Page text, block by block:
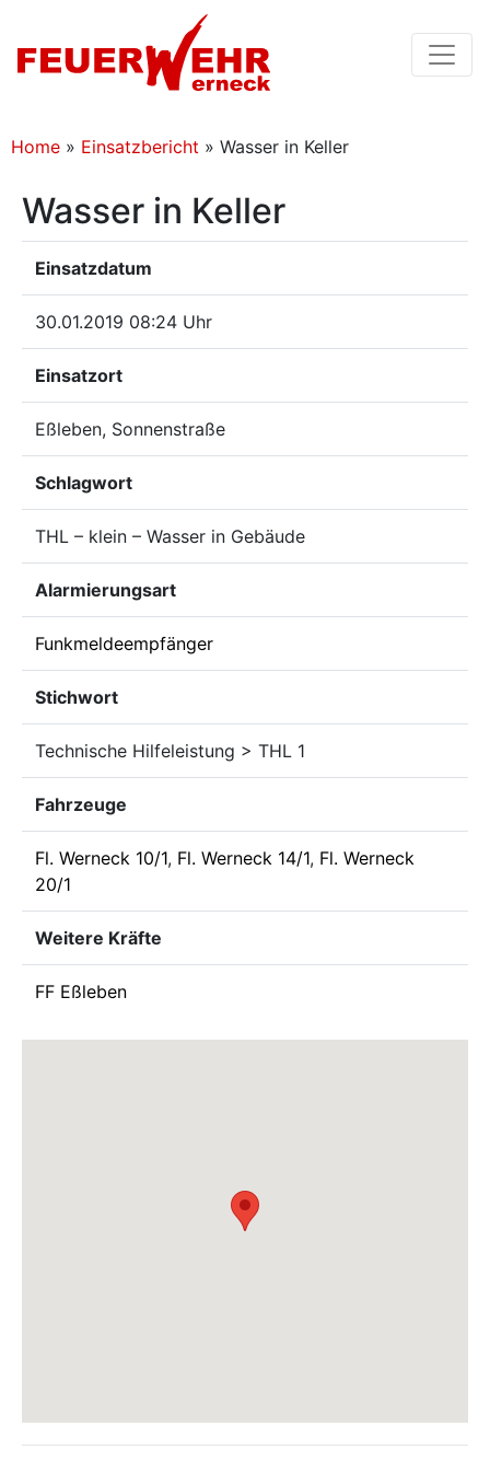
Home » Einsatzbericht » Wasser in Keller
Wasser in Keller
Einsatzdatum
30.01.2019 08:24 Uhr
Einsatzort
Eßleben, Sonnenstraße
Schlagwort
THL – klein – Wasser in Gebäude
Alarmierungsart
Funkmeldeempfänger
Stichwort
Technische Hilfeleistung > THL 1
Fahrzeuge
Fl. Werneck 10/1, Fl. Werneck 14/1, Fl. Werneck
20/1
Weitere Kräfte
FF Eßleben